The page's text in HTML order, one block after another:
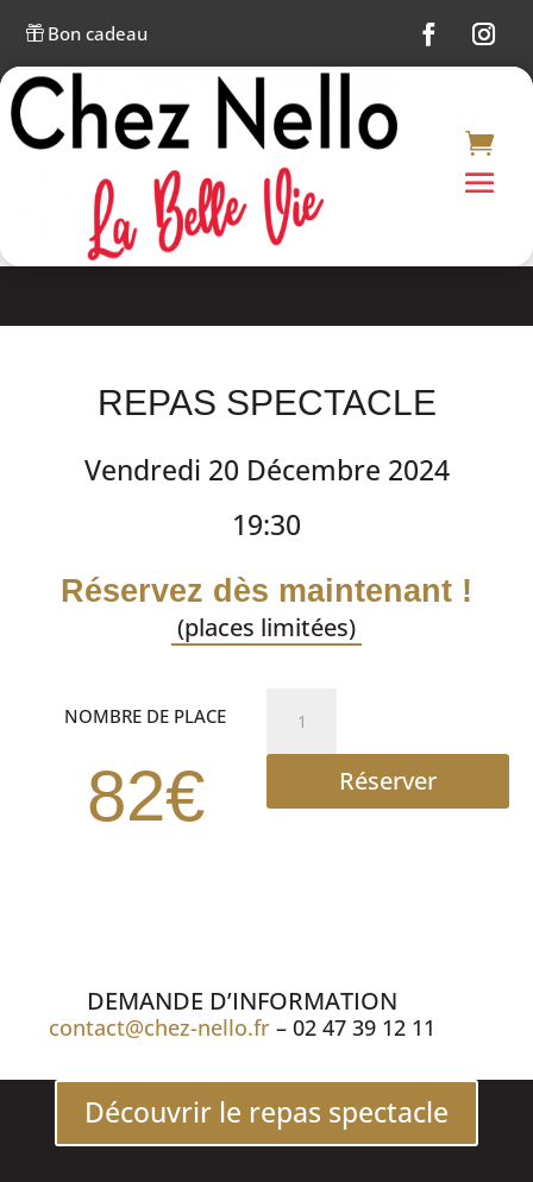
Bon cadeau
REPAS SPECTACLE
Vendredi 20 Décembre 2024
19:30
Réservez dès maintenant !
(places limitées)
NOMBRE DE PLACE
82€
REPAS
SPECTACLERéserver
DEMANDE D’INFORMATION
contact@chez-nello.fr – 02 47 39 12 11
Découvrir le repas spectacle